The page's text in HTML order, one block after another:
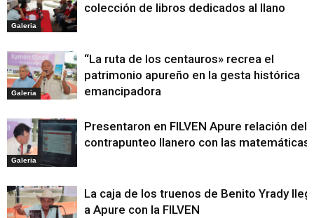
Galeria
colección de libros dedicados al llano
Galeria
“La ruta de los centauros» recrea el
patrimonio apureño en la gesta histórica
emancipadora
Galeria
Presentaron en FILVEN Apure relación del
contrapunteo llanero con las matemáticas
La caja de los truenos de Benito Yrady
a Apure con la FILVEN